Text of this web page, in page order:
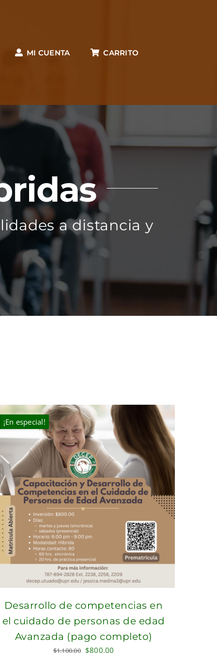
MI CUENTA CARRITO
a distancia y
¡En especial!
Desarrollo de competencias en
el cuidado de personas de edad
Avanzada (pago completo)
$1,100.00 Original
$800.00